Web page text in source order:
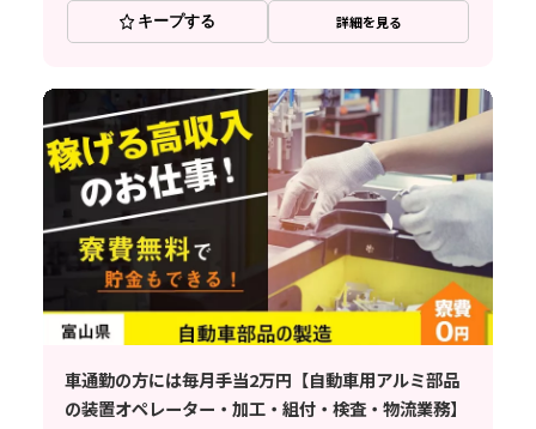
キープする 詳細を見る
車通勤の方には毎月手当2万円【自動車用アルミ部品
の装置オペレーター・加工・組付・検査・物流業務】